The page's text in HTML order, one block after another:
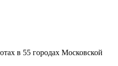
в 55 городах Московской